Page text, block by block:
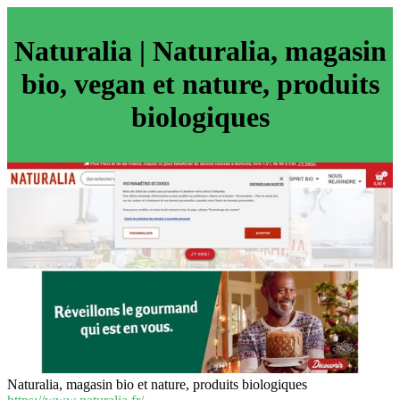
Naturalia | Naturalia, magasin
bio, vegan et nature, produits
biologiques
Naturalia, magasin bio et nature, produits biologiques